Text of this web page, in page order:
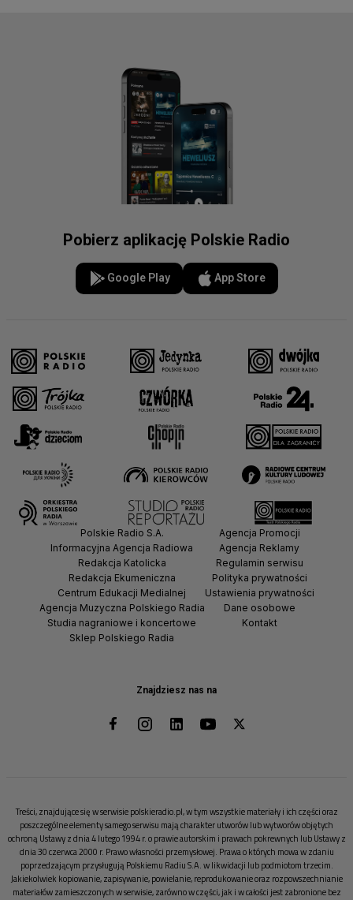
Pobierz aplikację Polskie Radio
Google Play App Store
Znajdziesz nas na
Polskie Radio S.A.
Informacyjna Agencja Radiowa
Redakcja Katolicka
Redakcja Ekumeniczna
Centrum Edukacji Medialnej
Agencja Muzyczna Polskiego Radia
Studia nagraniowe i koncertowe
Sklep Polskiego Radia
Agencja Promocji
Agencja Reklamy
Regulamin serwisu
Polityka prywatności
Ustawienia prywatności
Dane osobowe
Kontakt
Treści, znajdujące się w serwisie polskieradio.pl, w tym wszystkie materiały i ich części oraz
poszczególne elementy samego serwisu mają charakter utworów lub wytworów objętych
ochroną Ustawy z dnia 4 lutego 1994 r. o prawie autorskim i prawach pokrewnych lub Ustawy z
dnia 30 czerwca 2000 r. Prawo własności przemysłowej. Prawa o których mowa w zdaniu
poprzedzającym przysługują Polskiemu Radiu S.A. w likwidacji lub podmiotom trzecim.
Jakiekolwiek kopiowanie, zapisywanie, powielanie, reprodukowanie oraz rozpowszechnianie
materiałów zamieszczonych w serwisie, zarówno w części, jak i w całości jest zabronione bez